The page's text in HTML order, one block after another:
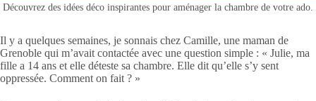
Découvrez des idées déco inspirantes pour aménager la chambre de votre ado.
Il y a quelques semaines, je sonnais chez Camille, une maman de
Grenoble qui m’avait contactée avec une question simple : « Julie, ma
fille a 14 ans et elle déteste sa chambre. Elle dit qu’elle s’y sent
oppressée. Comment on fait ? »